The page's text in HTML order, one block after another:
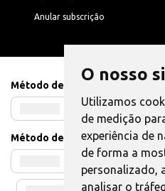
O nosso
Utilizamos
de medição
experiência de
de forma a
personalizado,
analisar o
Anular subscrição
Método de Pagamento
Método de Envio